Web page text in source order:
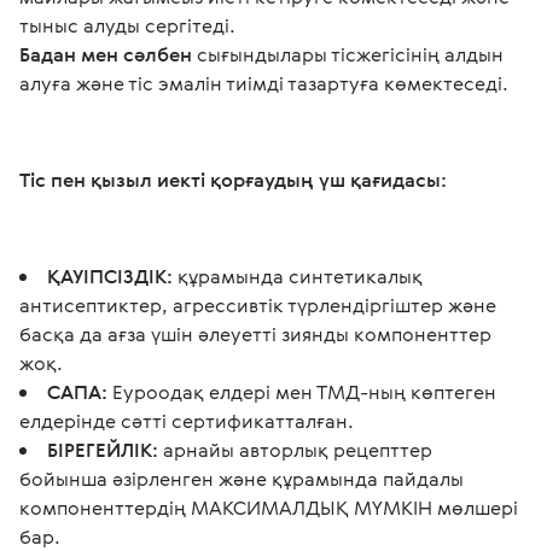
тыныс алуды сергітеді.
Бадан мен сәлбен сығындылары тісжегісінің алдын
алуға және тіс эмалін тиімді тазартуға көмектеседі.
Тіс пен қызыл иекті қорғаудың үш қағидасы:
ҚАУІПСІЗДІК: құрамында синтетикалық
антисептиктер, агрессивтік түрлендіргіштер және
басқа да ағза үшін әлеуетті зиянды компоненттер
жоқ.
САПА: Еуроодақ елдері мен ТМД-ның көптеген
елдерінде сәтті сертификатталған.
БІРЕГЕЙЛІК: арнайы авторлық рецепттер
бойынша әзірленген және құрамында пайдалы
компоненттердің МАКСИМАЛДЫҚ МҮМКІН мөлшері
бар.